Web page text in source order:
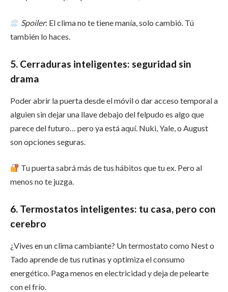
Spoiler: El clima no te tiene manía, solo cambió. Tú
también lo haces.
5. Cerraduras inteligentes: seguridad sin
drama
Poder abrir la puerta desde el móvil o dar acceso temporal a
alguien sin dejar una llave debajo del felpudo es algo que
parece del futuro… pero ya está aquí. Nuki, Yale, o August
son opciones seguras.
Tu puerta sabrá más de tus hábitos que tu ex. Pero al
menos no te juzga.
6. Termostatos inteligentes: tu casa, pero con
cerebro
¿Vives en un clima cambiante? Un termostato como Nest o
Tado aprende de tus rutinas y optimiza el consumo
energético. Paga menos en electricidad y deja de pelearte
con el frío.